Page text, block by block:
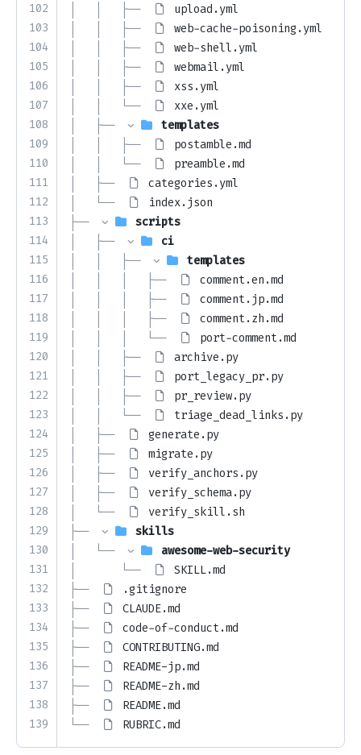
102
103
104
105
106
107
108
109
110
111
112
113
114
115
116
117
118
119
120
121
122
123
124
125
126
127
128
129
130
131
132
133
134
135
136
137
138
139
│   │   ├──
upload.yml
│   │   ├──
web-cache-poisoning.yml
│   │   ├──
web-shell.yml
│   │   ├──
webmail.yml
│   │   ├──
xss.yml
│   │   └──
xxe.yml
│   ├──
templates
│   │   ├──
postamble.md
│   │   └──
preamble.md
│   ├──
categories.yml
│   └──
index.json
├──
scripts
│   ├──
ci
│   │   ├──
templates
│   │   │   ├──
comment.en.md
│   │   │   ├──
comment.jp.md
│   │   │   ├──
comment.zh.md
│   │   │   └──
port-comment.md
│   │   ├──
archive.py
│   │   ├──
port_legacy_pr.py
│   │   ├──
pr_review.py
│   │   └──
triage_dead_links.py
│   ├──
generate.py
│   ├──
migrate.py
│   ├──
verify_anchors.py
│   ├──
verify_schema.py
│   └──
verify_skill.sh
├──
skills
│   └──
awesome-web-security
│       └──
SKILL.md
├──
.gitignore
├──
CLAUDE.md
├──
code-of-conduct.md
├──
CONTRIBUTING.md
├──
README-jp.md
├──
README-zh.md
├──
README.md
└──
RUBRIC.md